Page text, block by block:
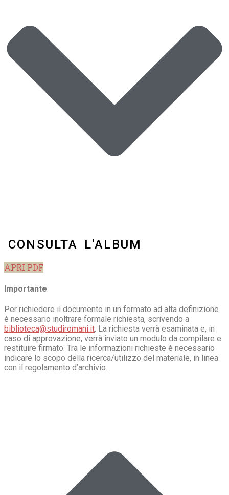
CONSULTA L'ALBUM
APRI PDF
Importante
Per richiedere il documento in un formato ad alta definizione
è necessario inoltrare formale richiesta, scrivendo a
biblioteca@studiromani.it. La richiesta verrà esaminata e, in
caso di approvazione, verrà inviato un modulo da compilare e
restituire firmato. Tra le informazioni richieste è necessario
indicare lo scopo della ricerca/utilizzo del materiale, in linea
con il regolamento d’archivio.